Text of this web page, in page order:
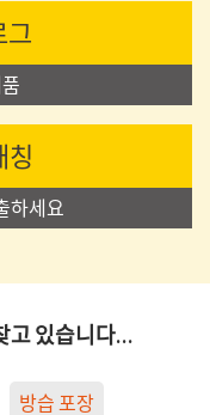
그
칭
하세요
고 있습니다…
방습 포장